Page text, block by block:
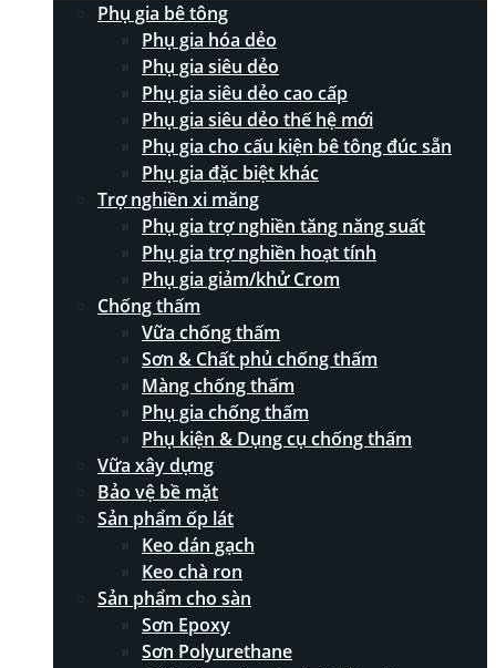
Phụ gia bê tông
Phụ gia hóa dẻo
Phụ gia siêu dẻo
Phụ gia siêu dẻo cao cấp
Phụ gia siêu dẻo thế hệ mới
Phụ gia cho cấu kiện bê tông đúc sẵn
Phụ gia đặc biệt khác
Trợ nghiền xi măng
Phụ gia trợ nghiền tăng năng suất
Phụ gia trợ nghiền hoạt tính
Phụ gia giảm/khử Crom
Chống thấm
Vữa chống thấm
Sơn & Chất phủ chống thấm
Màng chống thấm
Phụ gia chống thấm
Phụ kiện & Dụng cụ chống thấm
Vữa xây dựng
Bảo vệ bề mặt
Sản phẩm ốp lát
Keo dán gạch
Keo chà ron
Sản phẩm cho sàn
Sơn Epoxy
Sơn Polyurethane